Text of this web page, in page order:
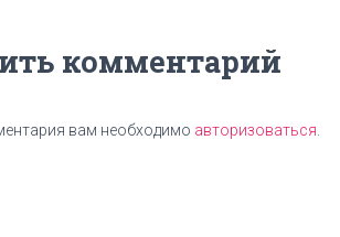
комментарий
вам необходимо авторизоваться